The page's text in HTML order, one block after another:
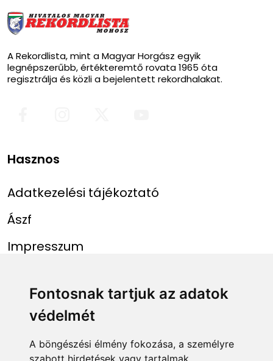
Fontosnak tartjuk az adatok
védelmét
A böngészési élmény fokozása, a személyre
szabott hirdetések vagy tartalmak
A Rekordlista, mint a Magyar Horgász egyik
legnépszerűbb, értékteremtő rovata 1965 óta
regisztrálja és közli a bejelentett rekordhalakat.
Hasznos
Adatkezelési tájékoztató
Ászf
Impresszum
Menü
Főoldal
Rekordlista
Linkek
mohosz.hu